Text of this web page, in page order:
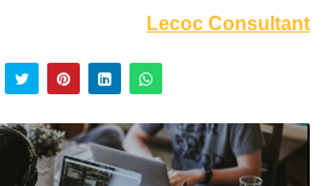
Lecoc Consultant